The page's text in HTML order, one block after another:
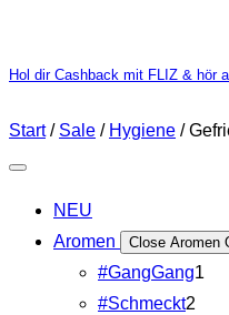
Hol dir Cashback mit FLIZ & hör
Start/ Sale / Hygiene /
NEU
Aromen
Close Aromen
#GangGang1
#Schmeckt2